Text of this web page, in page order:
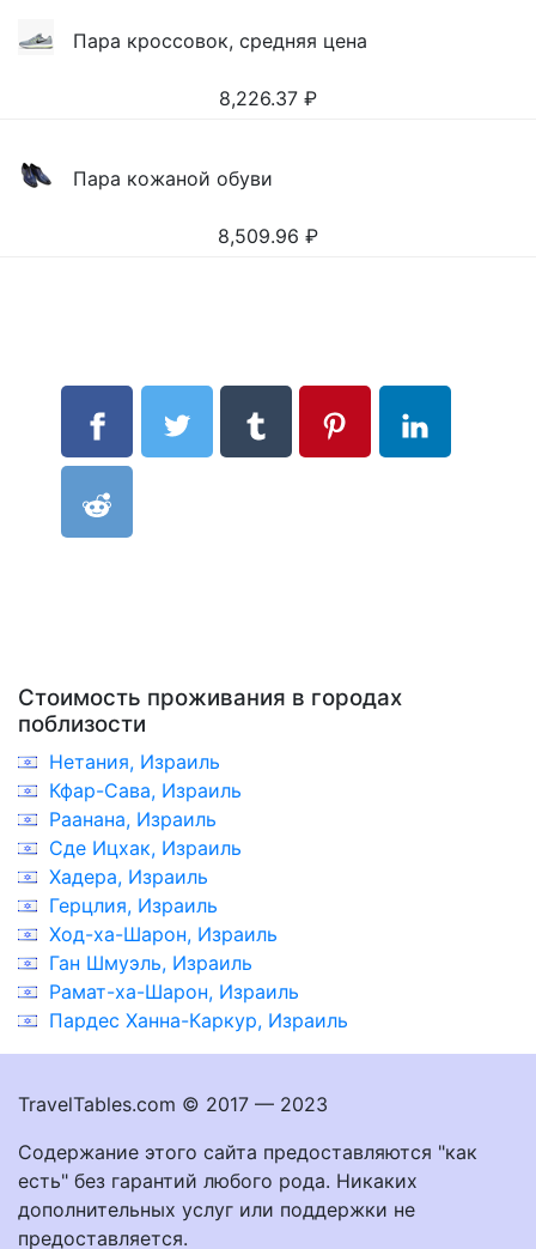
Пара кроссовок, средняя цена
8,226.37 ₽
Пара кожаной обуви
8,509.96 ₽
Стоимость проживания в городах
поблизости
Нетания, Израиль
Кфар-Сава, Израиль
Раанана, Израиль
Сде Ицхак, Израиль
Хадера, Израиль
Герцлия, Израиль
Ход-ха-Шарон, Израиль
Ган Шмуэль, Израиль
Рамат-ха-Шарон, Израиль
Пардес Ханна-Каркур, Израиль
TravelTables.com © 2017 — 2023
Содержание этого сайта предоставляются "как
есть" без гарантий любого рода. Никаких
дополнительных услуг или поддержки не
предоставляется.